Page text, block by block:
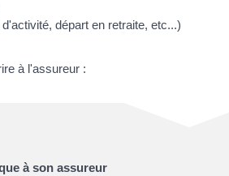
départ en retraite, etc...)
à l'assureur :
à son assureur